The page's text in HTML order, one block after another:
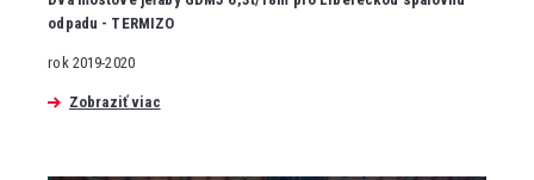
odpadu - TERMIZO
rok 2019-2020
Zobraziť viac